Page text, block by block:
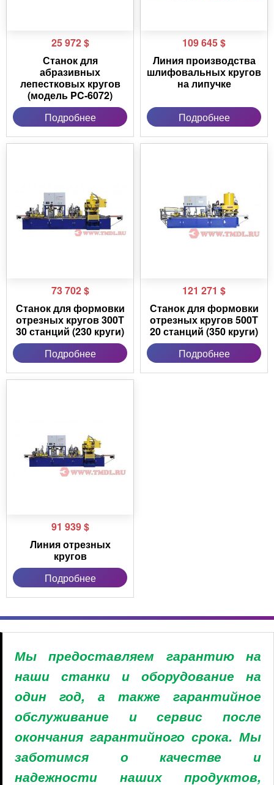
25 972$
Станок для
абразивных
лепестковых кругов
(модель PC-6072)
Подробнее
109 645$
Линия производства
шлифовальных кругов
на липучке
Подробнее
73 702$
Станок для формовки
отрезных кругов 300Т
30 станций (230 круги)
Подробнее
121 271 $
Станок для формовки
отрезных кругов 500Т
20 станций (350 круги)
Подробнее
91 939$
Линия отрезных
кругов
Подробнее
Мы предоставляем гарантию на
наши станки и оборудование на
один год, а также гарантийное
обслуживание и сервис после
окончания гарантийного срока. Мы
заботимся о качестве и
надежности наших продуктов,